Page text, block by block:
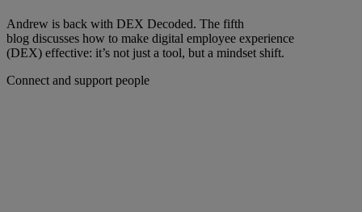
Andrew is back with DEX Decoded. The fifth
blog discusses how to make digital employee experience
(DEX) effective: it’s not just a tool, but a mindset shift.
Connect and support people